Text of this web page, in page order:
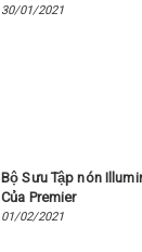
30/01/2021
Bộ Sưu Tập nón
Của Premier
01/02/2021